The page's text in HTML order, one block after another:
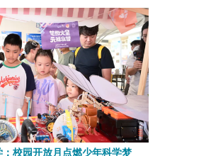
校园开放月点燃少年科学梦